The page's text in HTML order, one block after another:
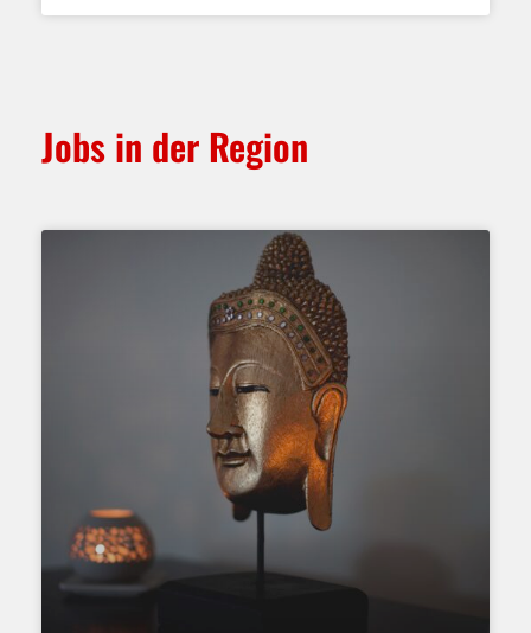
Jobs in der Region